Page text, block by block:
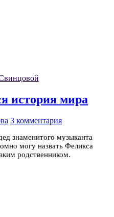
история мира
3 комментария
знаменитого музыканта
могу назвать Феликса
родственником.